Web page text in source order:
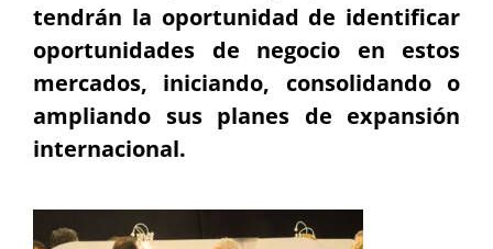
tendrán la oportunidad de identificar
oportunidades de negocio en estos
mercados, iniciando, consolidando o
ampliando sus planes de expansión
internacional.